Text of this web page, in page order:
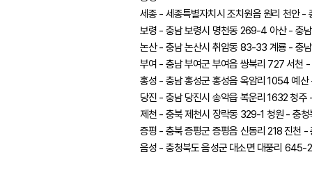
세종 - 세종특별자치시 조치원읍 원리 천안
보령 - 충남 보령시 명천동 269-4 아산 - 충
논산 - 충남 논산시 취암동 83-33 계룡 - 충
부여 - 충남 부여군 부여읍 쌍북리 727 서천
홍성 - 충남 홍성군 홍성읍 옥암리 1054 예
당진 - 충남 당진시 송악읍 복운리 1632 청
제천 - 충북 제천시 장락동 329-1 청원 - 충
증평 - 충북 증평군 증평읍 신동리 218 진천
음성 - 충청북도 음성군 대소면 대풍리 645-